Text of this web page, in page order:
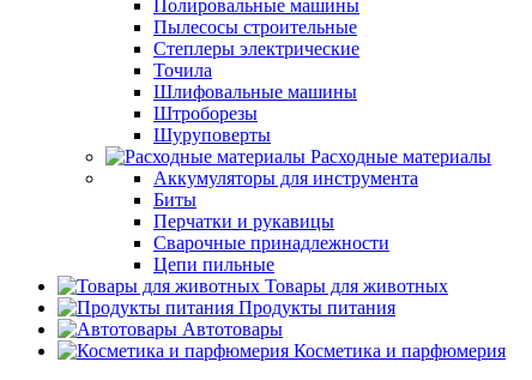
Полировальные машины
Пылесосы строительные
Степлеры электрические
Точила
Шлифовальные машины
Штроборезы
Шуруповерты
Расходные материалы
Аккумуляторы для инструмента
Биты
Перчатки и рукавицы
Сварочные принадлежности
Цепи пильные
Товары для животных
Продукты питания
Автотовары
Косметика и парфюмерия